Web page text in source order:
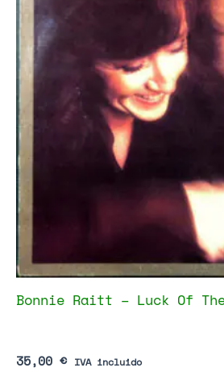
Bonnie Raitt – Luck Of
35,00 € IVA incluido